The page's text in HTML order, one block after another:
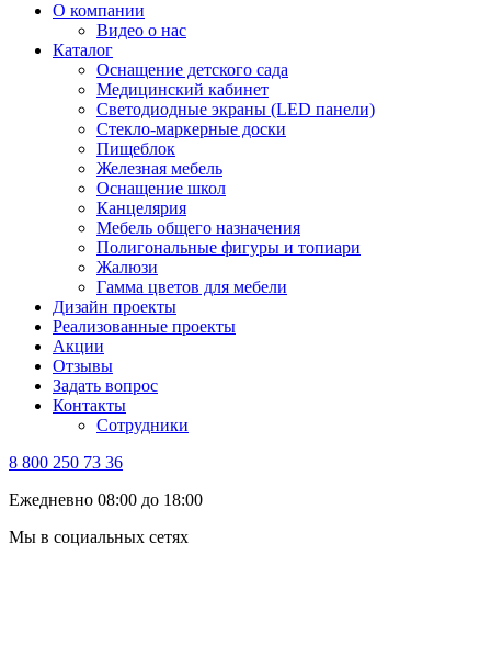
О компании
Видео о нас
Каталог
Оснащение детского сада
Медицинский кабинет
Светодиодные экраны (LED панели)
Стекло-маркерные доски
Пищеблок
Железная мебель
Оснащение школ
Канцелярия
Мебель общего назначения
Полигональные фигуры и топиари
Жалюзи
Гамма цветов для мебели
Дизайн проекты
Реализованные проекты
Акции
Отзывы
Задать вопрос
Контакты
Сотрудники
8 800 250 73 36
Ежедневно 08:00 до 18:00
Мы в социальных сетях